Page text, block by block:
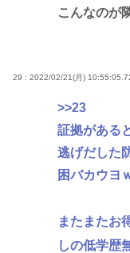
こんなのが
29 : 2022/02/21(月)
>>23
証拠がある
逃げだした
困バカウヨ
またまたお
しの低学歴